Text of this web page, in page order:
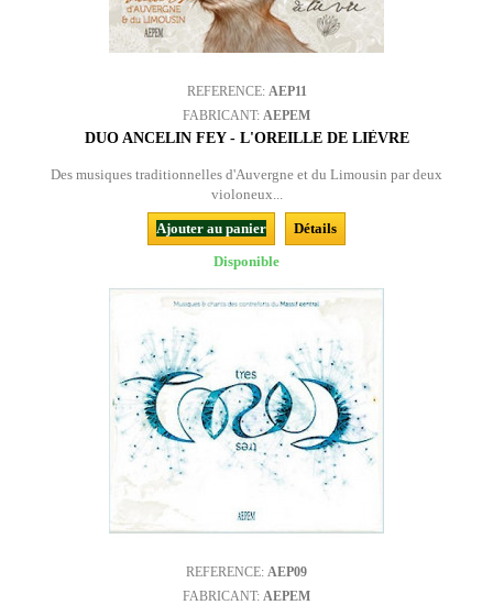
REFERENCE: AEP11
FABRICANT: AEPEM
DUO ANCELIN FEY - L'OREILLE DE LIÈVRE
Des musiques traditionnelles d'Auvergne et du Limousin par deux
violoneux...
Ajouter au panier
Détails
Disponible
REFERENCE: AEP09
FABRICANT: AEPEM